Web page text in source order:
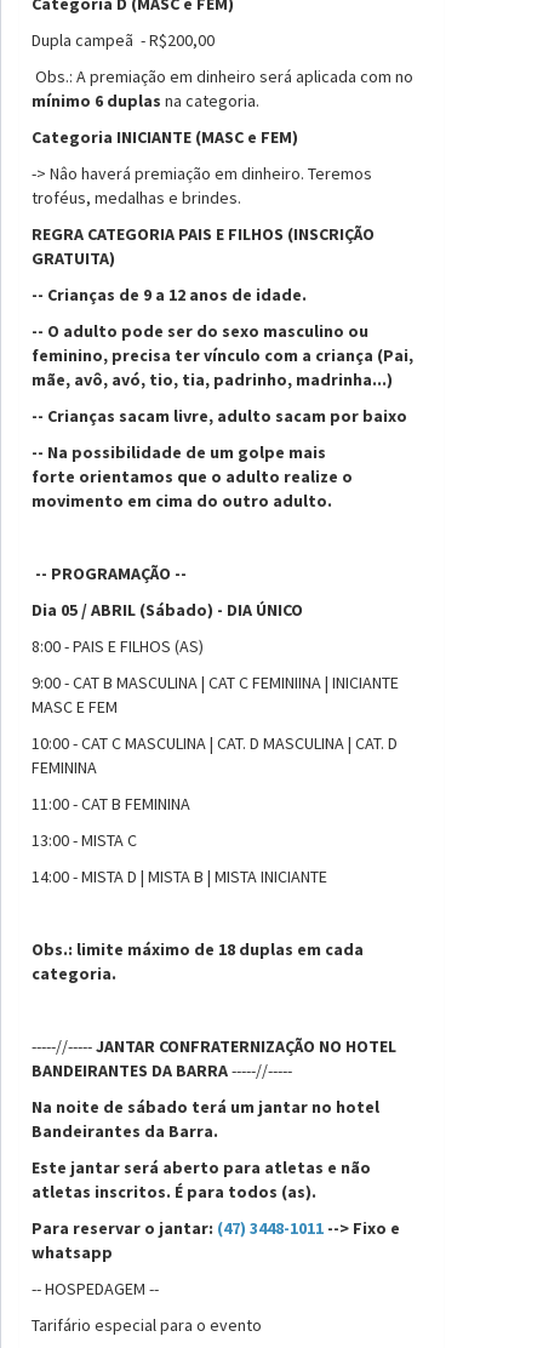
Dupla campeã - R$200,00
Obs.: A premiação em dinheiro será aplicada com no
mínimo 6 duplas na categoria.
Categoria INICIANTE (MASC e FEM)
-> Nâo haverá premiação em dinheiro. Teremos
troféus, medalhas e brindes.
REGRA CATEGORIA PAIS E FILHOS (INSCRIÇÃO
GRATUITA)
-- Crianças de 9 a 12 anos de idade.
-- O adulto pode ser do sexo masculino ou
feminino, precisa ter vínculo com a criança (Pai,
mãe, avô, avó, tio, tia, padrinho, madrinha...)
-- Crianças sacam livre, adulto sacam por baixo
-- Na possibilidade de um golpe mais
forte orientamos que o adulto realize o
movimento em cima do outro adulto.
-- PROGRAMAÇÃO --
Dia 05 / ABRIL (Sábado) - DIA ÚNICO
8:00 - PAIS E FILHOS (AS)
9:00 - CAT B MASCULINA | CAT C FEMINIINA | INICIANTE
MASC E FEM
10:00 - CAT C MASCULINA | CAT. D MASCULINA | CAT. D
FEMININA
11:00 - CAT B FEMININA
13:00 - MISTA C
14:00 - MISTA D | MISTA B | MISTA INICIANTE
Obs.: limite máximo de 18 duplas em cada
categoria.
-----//-----JANTAR CONFRATERNIZAÇÃO NO HOTEL
BANDEIRANTES DA BARRA-----//-----
Na noite de sábado terá um jantar no hotel
Bandeirantes da Barra.
Este jantar será aberto para atletas e não
atletas inscritos. É para todos (as).
Para reservar o jantar: (47) 3448-1011 --> Fixo e
whatsapp
-- HOSPEDAGEM --
Tarifário especial para o evento